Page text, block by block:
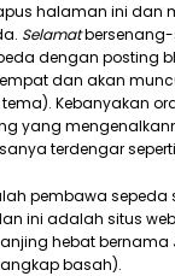
halaman ini dan
Selamat
dengan posting
dan akan
Kebanyakan
yang
terdengar
pembawa sepeda
ini adalah situs
anjing hebat
basah).